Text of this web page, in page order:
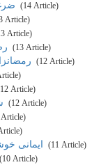
‎ (14 Article)
Article)
Article)
‎ (13 Article)
‎ (12 Article)
Article)
‎ (12 Article)
Article)
‎ (11 Article)
‎ (10 Article)